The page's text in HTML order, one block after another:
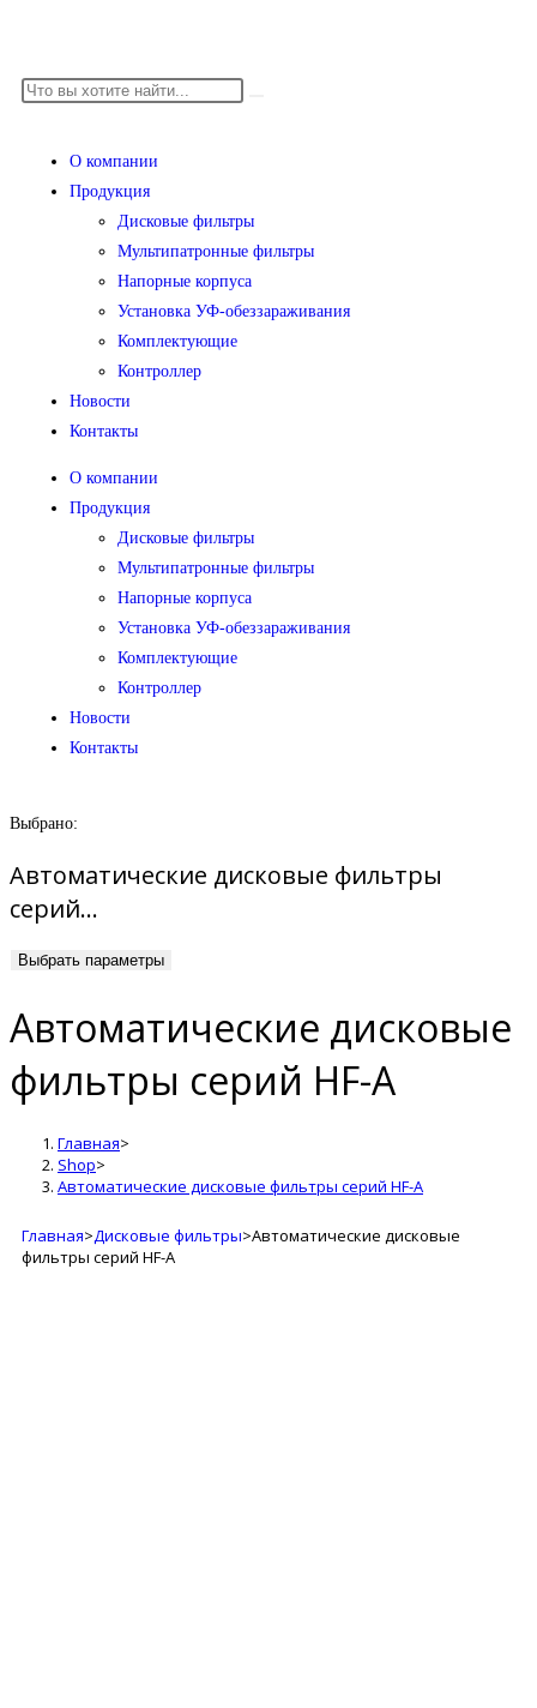
О компании
Продукция
Дисковые фильтры
Мультипатронные фильтры
Напорные корпуса
Установка УФ-обеззараживания
Комплектующие
Контроллер
Новости
Контакты
О компании
Продукция
Дисковые фильтры
Мультипатронные фильтры
Напорные корпуса
Установка УФ-обеззараживания
Комплектующие
Контроллер
Новости
Контакты
Выбрано:
Автоматические дисковые фильтры
серий…
Выбрать параметры
Автоматические дисковые
фильтры серий HF-A
Главная>
Shop>
Автоматические дисковые фильтры серий HF-A
Главная>Дисковые фильтры>Автоматические дисковые
фильтры серий HF-A